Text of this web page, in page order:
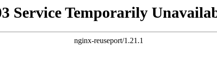
Service Temporarily
nginx-reuseport/1.21.1